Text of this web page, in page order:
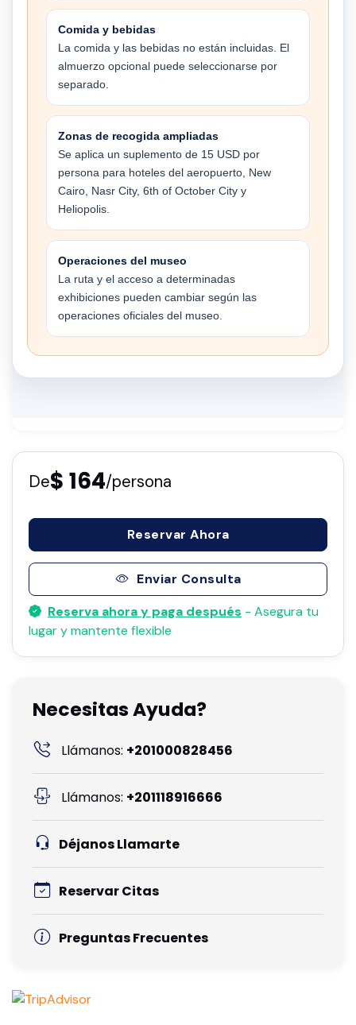
Comida y bebidas
La comida y las bebidas no están incluidas. El
almuerzo opcional puede seleccionarse por
separado.
Zonas de recogida ampliadas
Se aplica un suplemento de 15 USD por
persona para hoteles del aeropuerto, New
Cairo, Nasr City, 6th of October City y
Heliopolis.
Operaciones del museo
La ruta y el acceso a determinadas
exhibiciones pueden cambiar según las
operaciones oficiales del museo.
De$ 164/persona
Reservar Ahora
Enviar Consulta
Reserva ahora y paga después - Asegura tu
lugar y mantente flexible
Necesitas Ayuda?
Llámanos: +201000828456
Llámanos: +201118916666
Déjanos Llamarte
Reservar Citas
Preguntas Frecuentes